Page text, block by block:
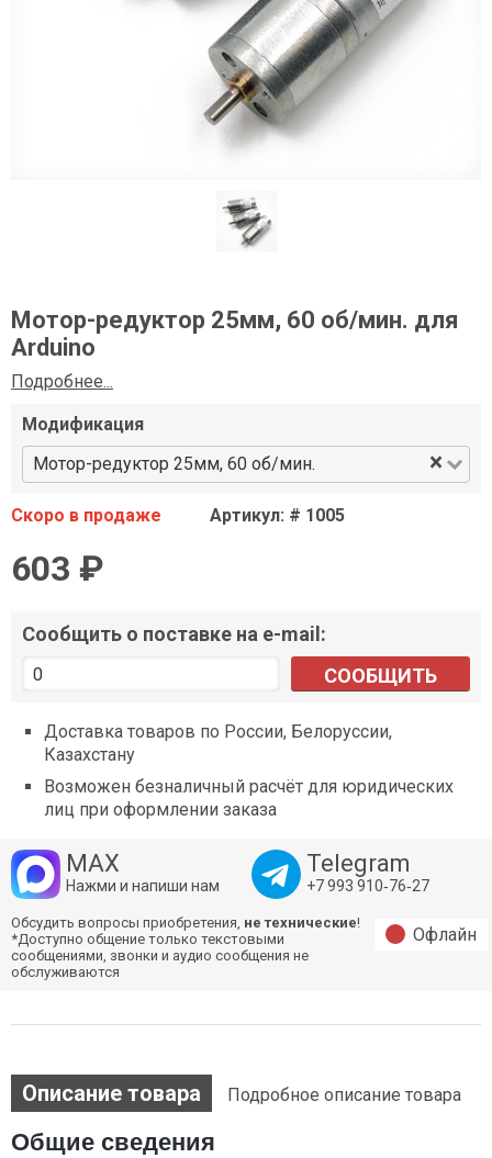
Мотор-редуктор 25мм, 60 об/мин. для
Arduino
Подробнее...
Модификация
Мотор-редуктор 25мм, 60 об/мин.
×
Скоро в продаже Артикул: # 1005
603 ₽
Сообщить о поставке на e-mail:
СООБЩИТЬ
Доставка товаров по России, Белоруссии,
Казахстану
Возможен безналичный расчёт для юридических
лиц при оформлении заказа
MAX
Нажми и напиши нам
Telegram
+7 993 910‑76‑27
Обсудить вопросы приобретения, не технические!
*Доступно общение только текстовыми
сообщениями, звонки и аудио сообщения не
обслуживаются
Офлайн
Описание товара Подробное описание товара
Общие сведения